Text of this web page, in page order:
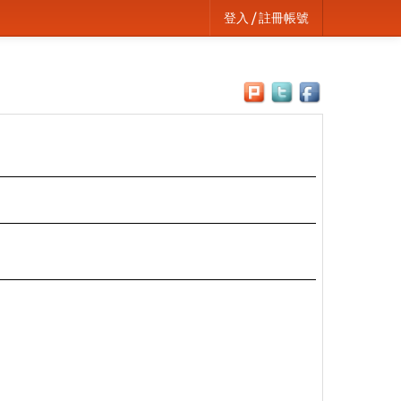
登入 / 註冊帳號